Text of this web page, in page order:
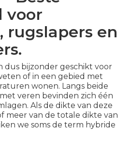
voor
rugslapers en
dus bijzonder geschikt voor
of in een gebied met
wonen. Langs beide
veren bevinden zich één
Als de dikte van deze
meer van de totale dikte van
we soms de term hybride